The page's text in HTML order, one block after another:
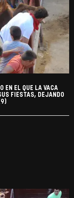
EN EL QUE LA VACA
FIESTAS, DEJANDO